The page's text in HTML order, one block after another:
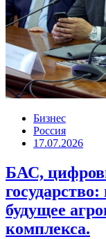
Бизнес
Россия
17.07.2026
БАС,
будущее
комплекса.